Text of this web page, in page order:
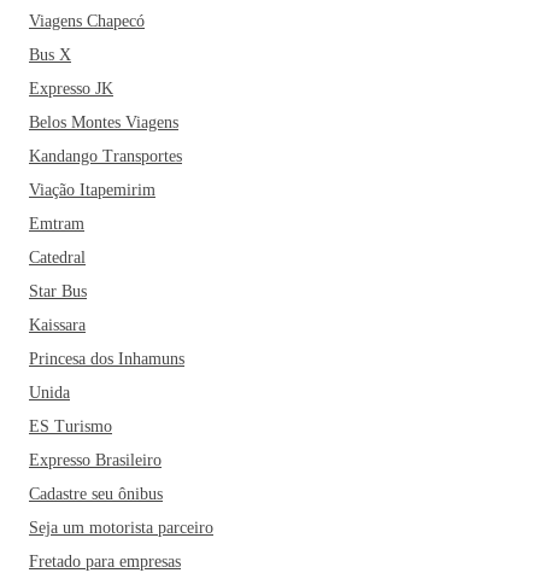
Viagens Chapecó
Bus X
Expresso JK
Belos Montes Viagens
Kandango Transportes
Viação Itapemirim
Emtram
Catedral
Star Bus
Kaissara
Princesa dos Inhamuns
Unida
ES Turismo
Expresso Brasileiro
Cadastre seu ônibus
Seja um motorista parceiro
Fretado para empresas